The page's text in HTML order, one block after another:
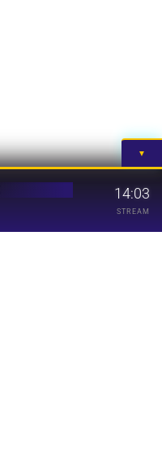
▼
14:03
STREAM